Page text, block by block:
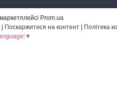
Prom.ua
Інтернет-магазин 100% краси www.avenir4you.com.ua | Поскаржитися на контент | Політика
▼